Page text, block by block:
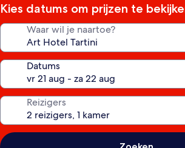
Kies datums om prijzen te
Waar wil je naartoe?
Datums
Reizigers